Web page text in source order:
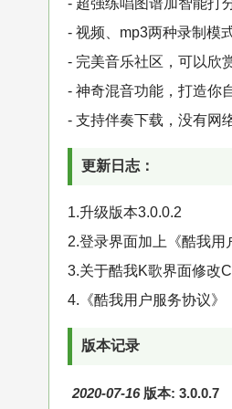
- 超强练唱图谱加智能打
- 视频、mp3两种录制模
- 完美音乐社区，可以欣
- 神奇混音功能，打造你
- 支持伴奏下载，没有网
更新日志：
1.升级版本3.0.0.2
2.登录界面加上《酷我用
3.关于酷我K歌界面修改
4.《酷我用户服务协议》
版本记录
2020-07-16 版本: 3.0.0.7